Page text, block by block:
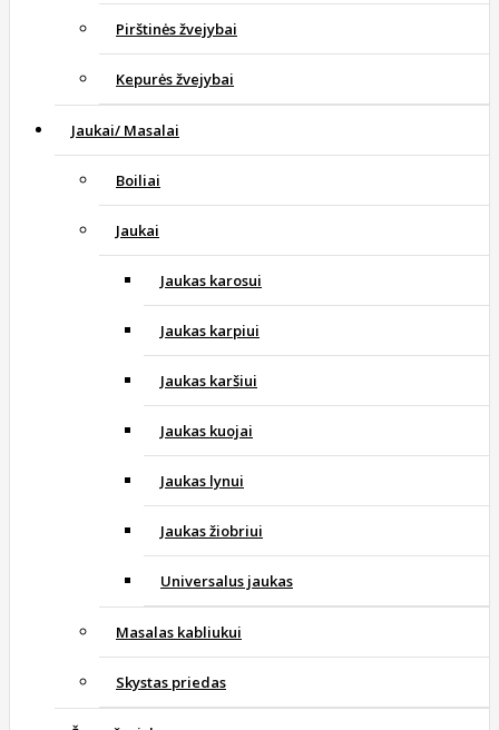
Pirštinės žvejybai
Kepurės žvejybai
Jaukai/ Masalai
Boiliai
Jaukai
Jaukas karosui
Jaukas karpiui
Jaukas karšiui
Jaukas kuojai
Jaukas lynui
Jaukas žiobriui
Universalus jaukas
Masalas kabliukui
Skystas priedas